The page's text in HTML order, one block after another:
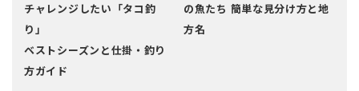
チャレンジしたい「タコ釣
り」
ベストシーズンと仕掛・釣り
方ガイド
の魚たち 簡単な見分け方と地
方名